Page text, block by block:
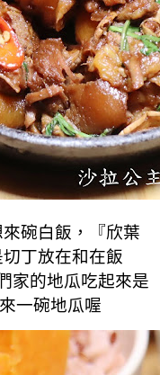
碗白飯，『欣葉
丁放在和在飯
家的地瓜吃起來是
一碗地瓜喔